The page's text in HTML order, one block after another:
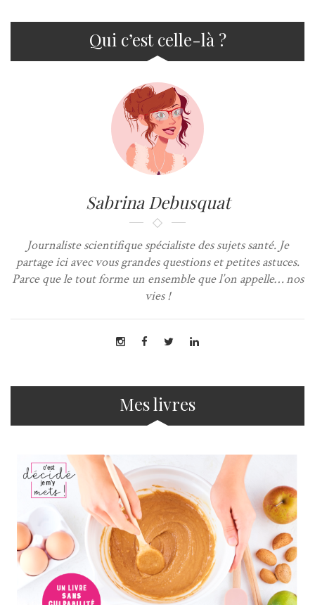
Qui c’est celle-là ?
Sabrina Debusquat
Journaliste scientifique spécialiste des sujets santé. Je
partage ici avec vous grandes questions et petites astuces.
Parce que le tout forme un ensemble que l’on appelle… nos
vies !
Mes livres